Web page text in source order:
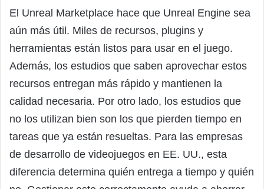
El Unreal Marketplace hace que Unreal Engine sea
aún más útil. Miles de recursos, plugins y
herramientas están listos para usar en el juego.
Además, los estudios que saben aprovechar estos
recursos entregan más rápido y mantienen la
calidad necesaria. Por otro lado, los estudios que
no los utilizan bien son los que pierden tiempo en
tareas que ya están resueltas. Para las empresas
de desarrollo de videojuegos en EE. UU., esta
diferencia determina quién entrega a tiempo y quién